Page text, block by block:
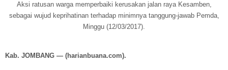
Aksi ratusan warga memperbaiki kerusakan jalan raya Kesamben,
sebagai wujud keprihatinan terhadap minimnya tanggung-jawab Pemda,
Minggu (12/03/2017).
Kab. JOMBANG — (harianbuana.com).